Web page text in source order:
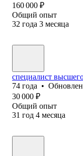
160 000 ₽
Общий опыт
32 года 3 месяца
специалист
74 года •
30 000 ₽
Общий опыт
31 год 4 месяца